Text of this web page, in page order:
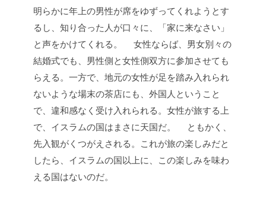
明らかに年上の男性が席をゆずってくれようとす
るし、知り合った人が口々に、「家に来なさい」
と声をかけてくれる。
女性ならば、男女別々の
結婚式でも、男性側と女性側双方に参加させても
らえる。一方で、地元の女性が足を踏み入れられ
ないような場末の茶店にも、外国人ということ
で、違和感なく受け入れられる。女性が旅する上
で、イスラムの国はまさに天国だ。
ともかく、
先入観がくつがえされる。これが旅の楽しみだと
したら、イスラムの国以上に、この楽しみを味わ
える国はないのだ。